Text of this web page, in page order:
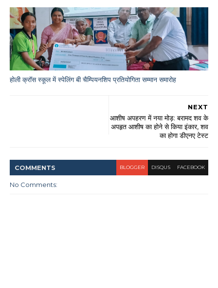
होली क्रॉस स्कूल में स्पेलिंग बी चैम्पियनशिप प्रतियोगिता सम्मान समारोह
NEXT
आशीष अपहरण में नया मोड़: बरामद शव के
अपहृत आशीष का होने से किया इंकार, शव
का होगा डीएनए टेस्ट
COMMENTS BLOGGER DISQUS FACEBOOK
No Comments: